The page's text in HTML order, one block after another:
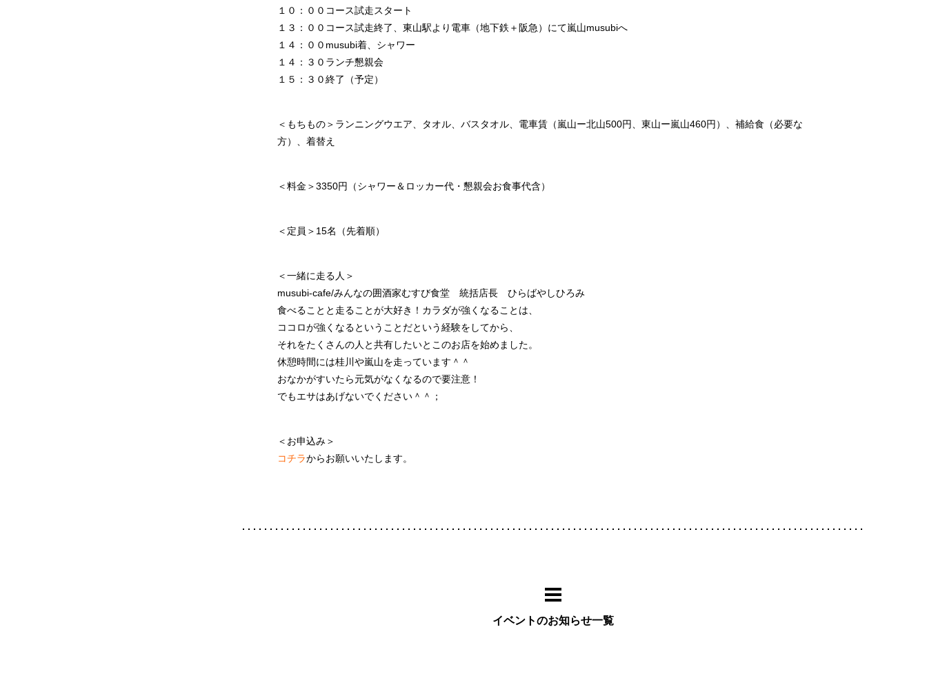
１０：００コース試走スタート
１３：００コース試走終了、東山駅より電車（地下鉄＋阪急）にて嵐山musubiへ
１４：００musubi着、シャワー
１４：３０ランチ懇親会
１５：３０終了（予定）
＜もちもの＞ランニングウエア、タオル、バスタオル、電車賃（嵐山ー北山500円、東山ー嵐山460円）、補給食（必要な
方）、着替え
＜料金＞3350円（シャワー＆ロッカー代・懇親会お食事代含）
＜定員＞15名（先着順）
＜一緒に走る人＞
musubi-cafe/みんなの囲酒家むすび食堂 統括店長 ひらばやしひろみ
食べることと走ることが大好き！カラダが強くなることは、
ココロが強くなるということだという経験をしてから、
それをたくさんの人と共有したいとこのお店を始めました。
休憩時間には桂川や嵐山を走っています＾＾
おなかがすいたら元気がなくなるので要注意！
でもエサはあげないでください＾＾；
＜お申込み＞
コチラからお願いいたします。
イベントのお知らせ一覧